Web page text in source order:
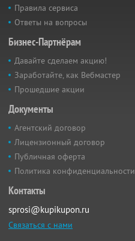
Правила сервиса
Ответы на вопросы
Бизнес-Партнёрам
Давайте сделаем акцию!
Заработайте, как Вебмастер
Прошедшие акции
Документы
Агентский договор
Лицензионный договор
Публичная оферта
Политика конфиденциальности
Контакты
sprosi@kupikupon.ru
Связаться с нами